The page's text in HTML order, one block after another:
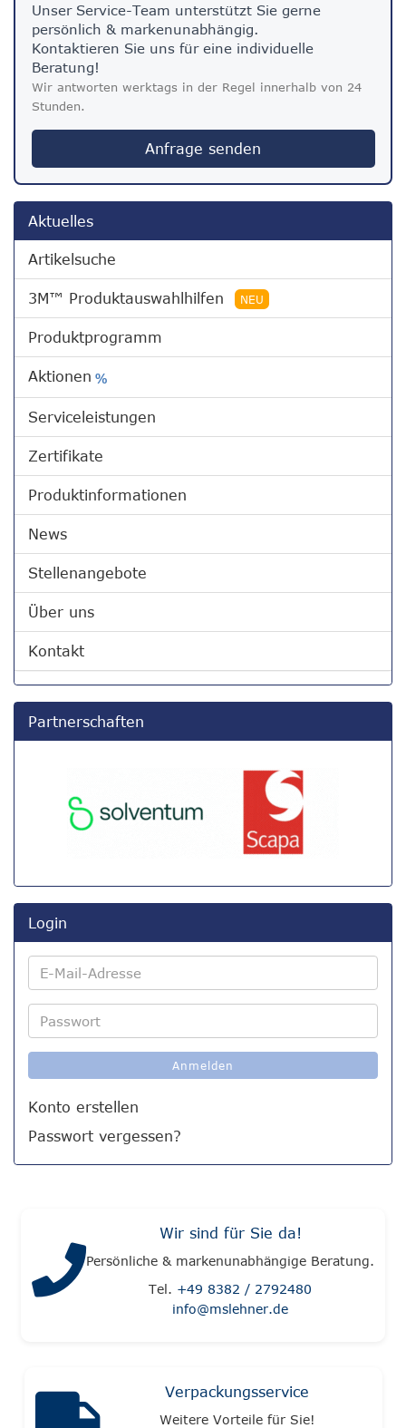
Unser Service-Team unterstützt Sie gerne
persönlich & markenunabhängig.
Kontaktieren Sie uns für eine individuelle
Beratung!
Wir antworten werktags in der Regel innerhalb von 24
Stunden.
Anfrage senden
Aktuelles
Artikelsuche
3M™ Produktauswahlhilfen NEU
Produktprogramm
Aktionen %
Serviceleistungen
Zertifikate
Produktinformationen
News
Stellenangebote
Über uns
Kontakt
Partnerschaften
Login
E-
Mail-
Passwort
Anmelden
Konto erstellen
Passwort vergessen?
Wir sind für Sie da!
Persönliche & markenunabhängige Beratung.
Tel. +49 8382 / 2792480
info@mslehner.de
Verpackungsservice
Weitere Vorteile für Sie!